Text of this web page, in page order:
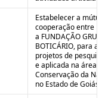
Estabelecer a
cooperação entre
a FUNDAÇÃO
BOTICÁRIO, para
projetos de
e aplicada na área
Conservação da
no Estado de Goiás.